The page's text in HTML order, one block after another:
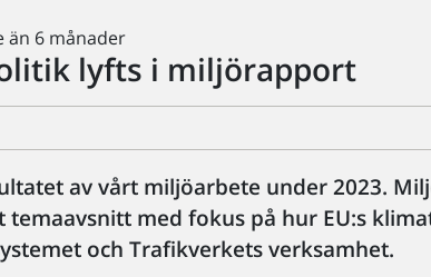
än 6 månader
lyfts i miljörapport
av vårt miljöarbete under 2023.
temaavsnitt med fokus på hur EU:s
och Trafikverkets verksamhet.